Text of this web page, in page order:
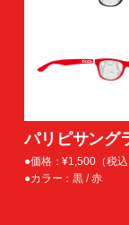
パリピサング
●価格：¥1,500（税込
●カラー：黒 / 赤